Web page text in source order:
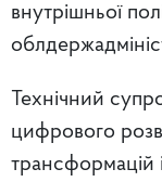
внутрішньої
Технічний
цифрового
трансформацій